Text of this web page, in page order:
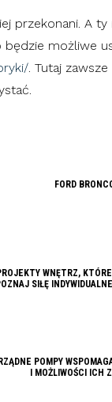
przekonani. A
możliwe
. Tutaj
FORD
WNĘTRZ,
SIŁĘ
POMPY
I MOŻLIWOŚCI ICH